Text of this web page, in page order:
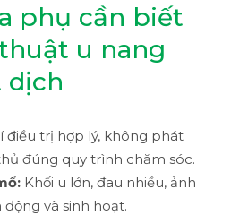
phụ cần biết
u nang
dịch
điều trị hợp lý, không phát
đúng quy trình chăm sóc.
Khối u lớn, đau nhiều, ảnh
và sinh hoạt.